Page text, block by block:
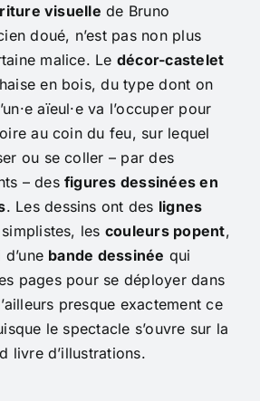
visuelle de Bruno
doué, n’est pas non plus
malice. Le décor-castelet
en bois, du type dont on
aïeul·e va l’occuper pour
au coin du feu, sur lequel
ou se coller – par des
– desfigures dessinées en
. Les dessins ont des lignes
les couleurs popent,
bande dessinée qui
pages pour se déployer dans
presque exactement ce
le spectacle s’ouvre sur la
livre d’illustrations.